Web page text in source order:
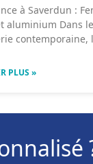
à Saverdun :
aluminium Dans
contemporaine,
PLUS »